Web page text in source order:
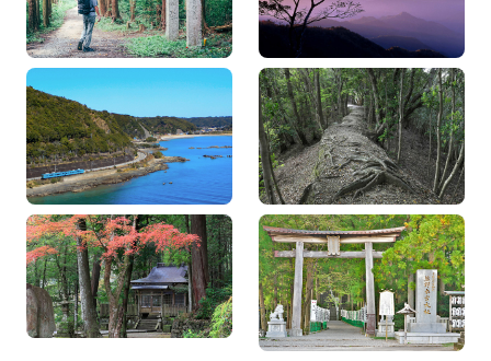
大阪発！青春18きっぷで
巡る紀伊半島南部2泊3日
の旅 ～串本ま…
和歌山県街道マップ 熊
野古道大辺路
1泊2日で熊野本宮大社を
歩いて目指す！40kmの熊
野古道ロングコ…
東京発、熊野古道をめぐ
る1泊2日（南紀白浜空港
利用プラン）